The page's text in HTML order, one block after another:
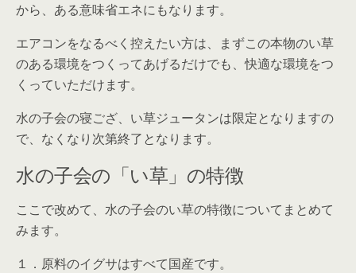
から、ある意味省エネにもなります。
エアコンをなるべく控えたい方は、まずこの本物のい草
のある環境をつくってあげるだけでも、快適な環境をつ
くっていただけます。
水の子会の寝ござ、い草ジュータンは限定となりますの
で、なくなり次第終了となります。
水の子会の「い草」の特徴
ここで改めて、水の子会のい草の特徴についてまとめて
みます。
１．原料のイグサはすべて国産です。